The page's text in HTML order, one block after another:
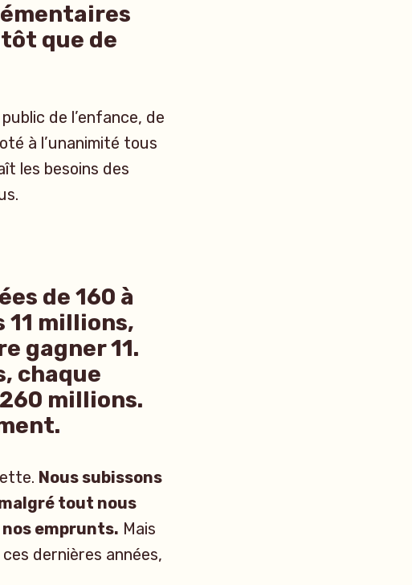
que de
de l’enfance, de
à l’unanimité tous
les besoins des
de 160 à
11 millions,
gagner 11.
chaque
millions.
Nous subissons
tout nous
emprunts. Mais
dernières années,